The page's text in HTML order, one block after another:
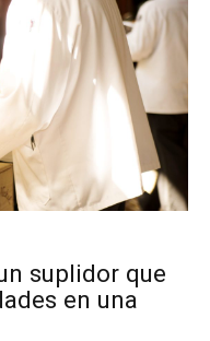
suplidor que
en una